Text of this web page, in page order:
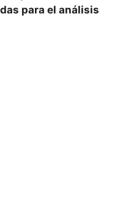
para el análisis